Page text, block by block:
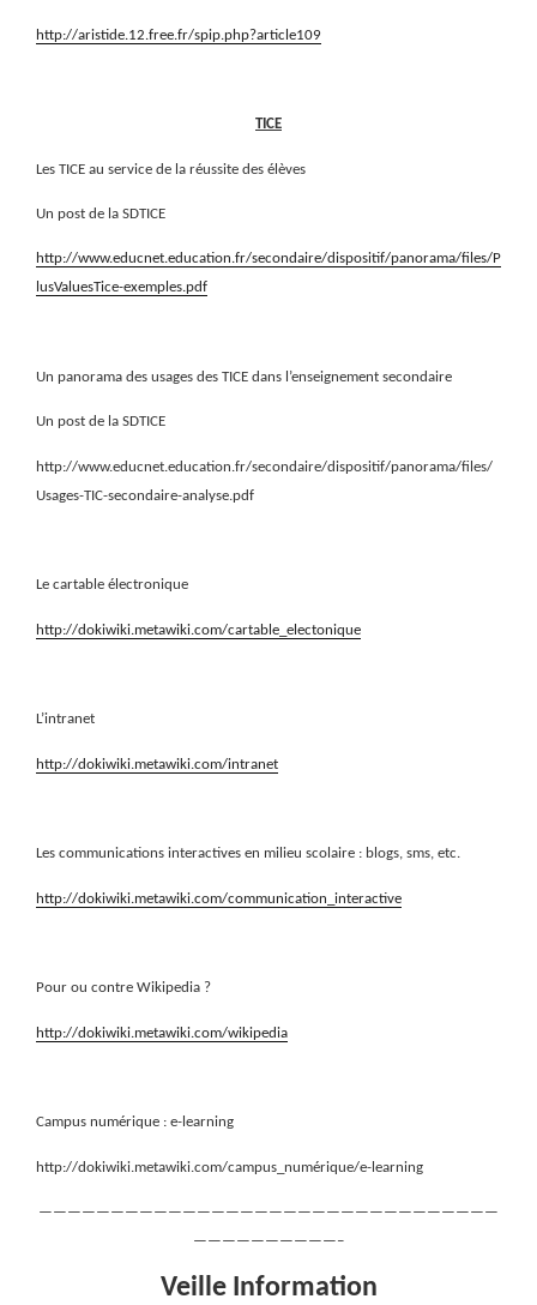
http://aristide.12.free.fr/spip.php?article109
TICE
Les TICE au service de la réussite des élèves
Un post de la SDTICE
http://www.educnet.education.fr/secondaire/dispositif/panorama/files/P
lusValuesTice-exemples.pdf
Un panorama des usages des TICE dans l’enseignement secondaire
Un post de la SDTICE
http://www.educnet.education.fr/secondaire/dispositif/panorama/files/
Usages-TIC-secondaire-analyse.pdf
Le cartable électronique
http://dokiwiki.metawiki.com/cartable_electonique
L’intranet
http://dokiwiki.metawiki.com/intranet
Les communications interactives en milieu scolaire : blogs, sms, etc.
http://dokiwiki.metawiki.com/communication_interactive
Pour ou contre Wikipedia ?
http://dokiwiki.metawiki.com/wikipedia
Campus numérique : e-learning
http://dokiwiki.metawiki.com/campus_numérique/e-learning
————————————————————————————————
——————————–
Veille Information